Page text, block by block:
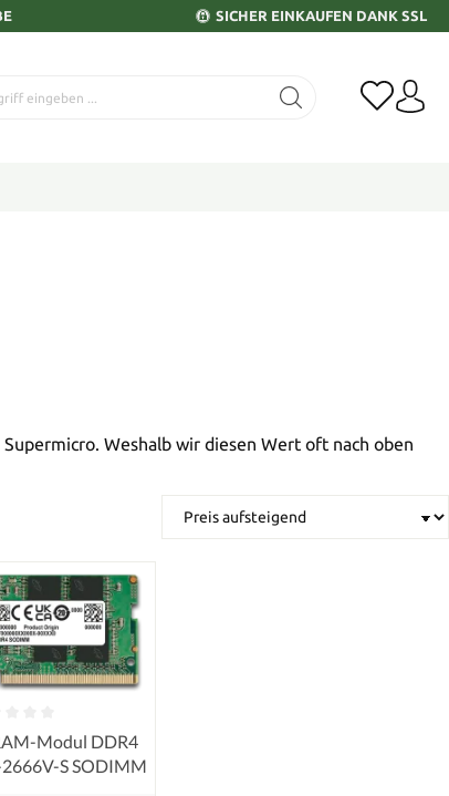
SICHER EINKAUFEN DANK SSL
Weshalb wir diesen Wert oft nach oben
Modul DDR4
S SODIMM